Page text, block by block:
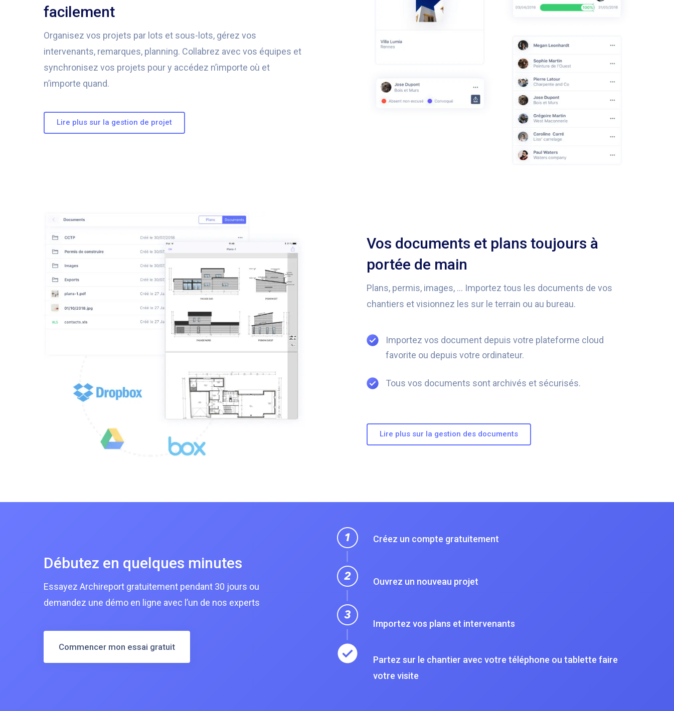
facilement
Organisez vos projets par lots et sous-lots, gérez vos
intervenants, remarques, planning. Collabrez avec vos équipes et
synchronisez vos projets pour y accédez n’importe où et
n’importe quand.
Lire plus sur la gestion de projet
Vos documents et plans toujours à
portée de main
Plans, permis, images, … Importez tous les documents de vos
chantiers et visionnez les sur le terrain ou au bureau.
Importez vos document depuis votre plateforme cloud
favorite ou depuis votre ordinateur.
Tous vos documents sont archivés et sécurisés.
Lire plus sur la gestion des documents
Débutez en quelques minutes
Essayez Archireport gratuitement pendant 30 jours ou
demandez une démo en ligne avec l’un de nos experts
Commencer mon essai gratuit
Créez un compte gratuitement
Ouvrez un nouveau projet
Importez vos plans et intervenants
Partez sur le chantier avec votre téléphone ou tablette faire
votre visite